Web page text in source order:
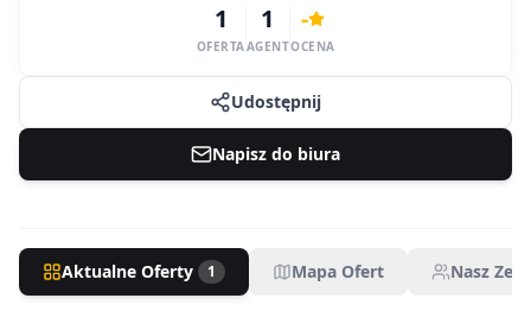
1
OFERTA
1
AGENT
-
OCENA
Udostępnij
Napisz do biura
Aktualne Oferty 1 Mapa Ofert Nasz